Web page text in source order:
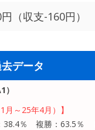
（収支-160円）
データ
月～25年4月）】
38.4％ 複勝：63.5％